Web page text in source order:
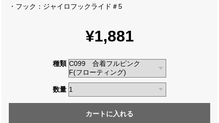
・フック：ジャイロフックライド＃5
¥1,881
種類
数量
カートに入れる